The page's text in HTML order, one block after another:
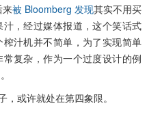
来被 Bloomberg 发现其实不用买
，经过媒体报道，这个笑话式
汁机并不简单，为了实现简单
复杂，作为一个过度设计的例
。
或许就处在第四象限。